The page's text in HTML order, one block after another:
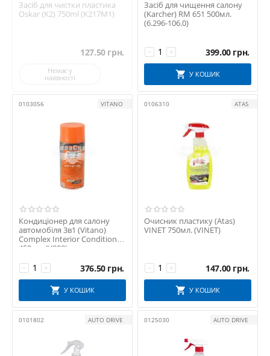
Засіб для чистки пластика
Oskar (K2) 750ml (K217M1)
127.50 грн.
Немає у
наявності
Засіб для чищення салону
(Karcher) RM 651 500мл.
(6.296-106.0)
+
− 399.00 грн.
У КОШИК
0103056 VITANO
Кондиціонер для салону
автомобіля 3в1 (Vitano)
Complex Interior Conditioner
450мл. (V808)
+
− 376.50 грн.
У КОШИК
0106310 ATAS
Очисник пластику (Atas)
VINET 750мл. (VINET)
+
− 147.00 грн.
У КОШИК
0101802 AUTO DRIVE 0125030 AUTO DRIVE